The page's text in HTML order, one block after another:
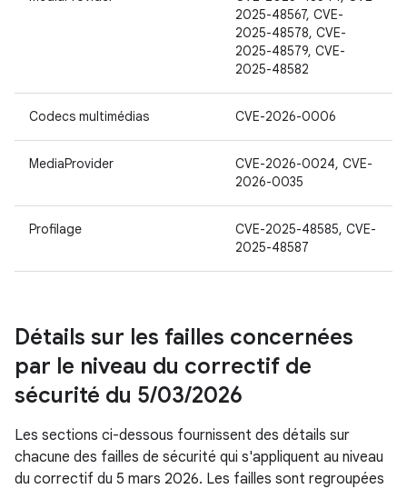
2025-48567, CVE-
2025-48578, CVE-
2025-48579, CVE-
2025-48582
Codecs multimédias CVE-2026-0006
MediaProvider
CVE-2026-0024, CVE-
2026-0035
Profilage
CVE-2025-48585, CVE-
2025-48587
Détails sur les failles concernées
par le niveau du correctif de
sécurité du 5/03/2026
Les sections ci-dessous fournissent des détails sur
chacune des failles de sécurité qui s'appliquent au niveau
du correctif du 5 mars 2026. Les failles sont regroupées